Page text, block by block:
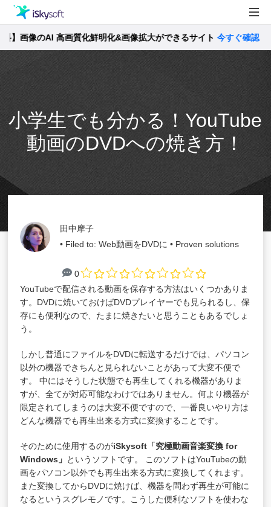
製品
Utility
製品活用事例
ストア
サポート
画像のAI 高画質化鮮明化&画像拡大ができるサイト今すぐ確認 >>
小学生でも分かる！YouTube
動画のDVDへの焼き方！
田中摩子
• Filed to:Web動画をDVDに • Proven solutions
0
YouTubeで配信される動画を保存する方法はいくつかありま
す。DVDに焼いておけばDVDプレイヤーでも見られるし、保
存にも便利なので、たまに焼きたいと思うこともあるでしょ
う。
しかし普通にファイルをDVDに転送するだけでは、パソコン
以外の機器できちんと見られないことがあって大変不便で
す。 中にはそうした状態でも再生してくれる機器がありま
すが、全てが対応可能なわけではありません。何より機器が
限定されてしまうのは大変不便ですので、一番良いやり方は
どんな機器でも再生出来る方式に変換することです。
そのために使用するのがiSkysoft「究極動画音楽変換 for
Windows 」 というソフトです。 このソフトはYouTubeの動
画をパソコン以外でも再生出来る方式に変換してくれます。
また変換してからDVDに焼けば、機器を問わず再生が可能に
なるというスグレモノです。こうした便利なソフトを使わな